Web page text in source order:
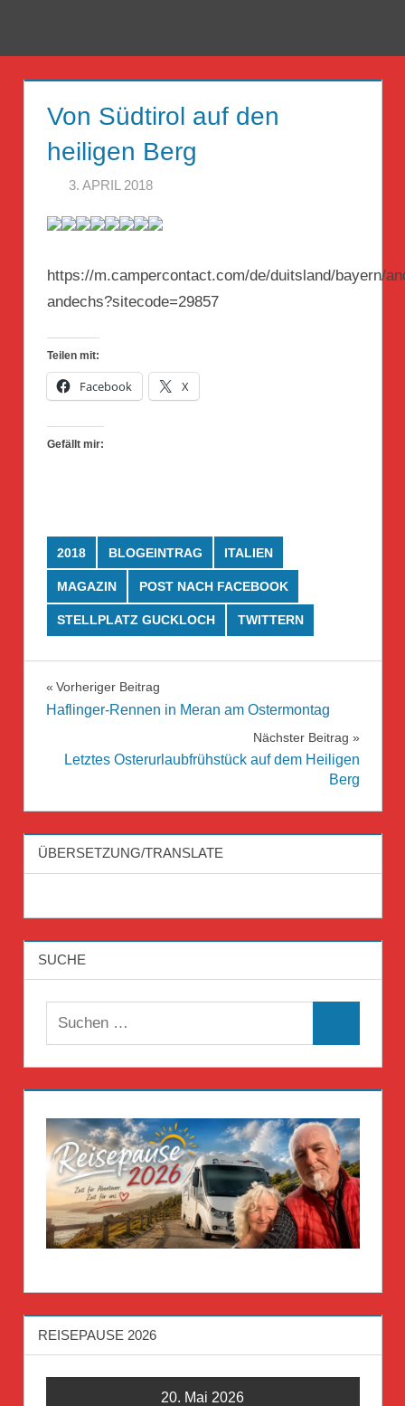
Guckloch
Herr
Geheimrat
auf
Reisen
Von Südtirol auf den
heiligen Berg
3. APRIL 2018
https://m.campercontact.com/de/duitsland/bayern/
andechs?sitecode=29857
Teilen mit:
Facebook X
Gefällt mir:
2018 BLOGEINTRAG ITALIEN
MAGAZIN POST NACH FACEBOOK
STELLPLATZ GUCKLOCH TWITTERN
Beitragsnavigation
Vorheriger Beitrag
Haflinger-Rennen in Meran am Ostermontag
Nächster Beitrag
Letztes Osterurlaubfrühstück auf dem Heiligen
Berg
ÜBERSETZUNG/TRANSLATE
SUCHE
REISEPAUSE 2026
20. Mai 2026